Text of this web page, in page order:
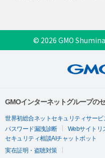
© 2026 GMO